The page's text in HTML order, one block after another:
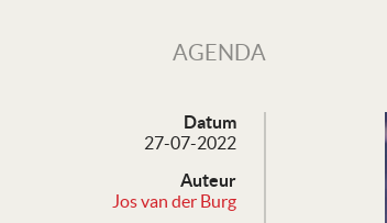
AGENDA
Datum
27-07-2022
Auteur
Jos van der Burg